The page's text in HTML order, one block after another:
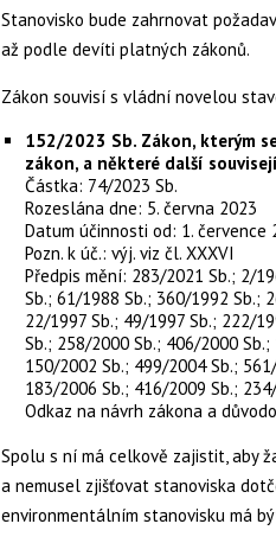
Stanovisko bude zahrnovat
až podle devíti platných zákonů.
Zákon souvisí s vládní novelou
152/2023 Sb. Zákon, kterým
zákon, a některé další
Částka: 74/2023 Sb.
Rozeslána dne: 5. června 2023
Datum účinnosti od: 1. července
Pozn. k úč.: výj. viz čl. XXXVI
Předpis mění: 283/2021 Sb.; 2/
Sb.; 61/1988 Sb.; 360/1992 Sb.;
22/1997 Sb.; 49/1997 Sb.; 222/
Sb.; 258/2000 Sb.; 406/2000
150/2002 Sb.; 499/2004 Sb.;
183/2006 Sb.; 416/2009 Sb.;
Odkaz na návrh zákona a
Spolu s ní má celkově zajistit, aby
a nemusel zjišťovat stanoviska
environmentálním stanovisku má